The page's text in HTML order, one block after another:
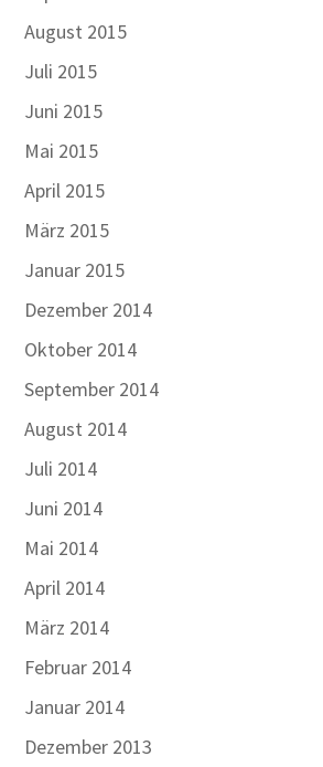
August 2015
Juli 2015
Juni 2015
Mai 2015
April 2015
März 2015
Januar 2015
Dezember 2014
Oktober 2014
September 2014
August 2014
Juli 2014
Juni 2014
Mai 2014
April 2014
März 2014
Februar 2014
Januar 2014
Dezember 2013